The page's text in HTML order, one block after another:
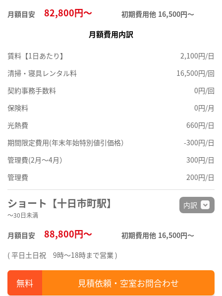
月額目安 82,800円～ 初期費用他 16,500円〜
月額費用内訳
賃料【1日あたり】
2,100円/日
清掃・寝具レンタル料
16,500円/回
契約事務手数料
0円/回
保険料
0円/月
光熱費
660円/日
期間限定費用(年末年始特別値引価格）
-300円/日
管理費(2月～4月）
300円/日
管理費
200円/日
ショート【十日市町駅】
～30日未満
月額目安 88,800円～ 初期費用他 16,500円〜
内訳
( 平日土日祝 9時～18時まで営業 )
見積依頼・空室お問合わせ